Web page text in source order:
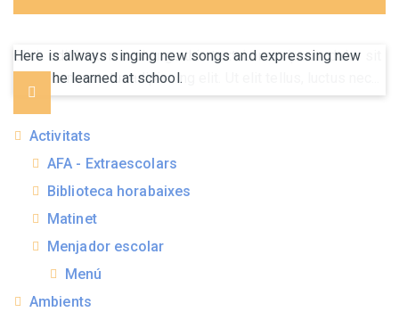
Here is always singing new songs and expressing new
ideas he learned at school.
Activitats
AFA - Extraescolars
Biblioteca horabaixes
Matinet
Menjador escolar
Menú
Ambients